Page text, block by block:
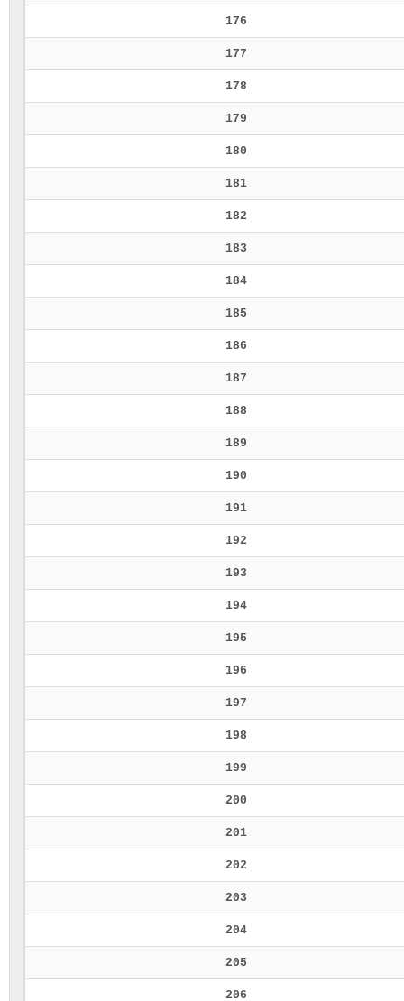
176
177
178
179
180
181
182
183
184
185
186
187
188
189
190
191
192
193
194
195
196
197
198
199
200
201
202
203
204
205
206